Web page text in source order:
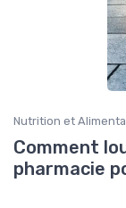
Nutrition et
Comment
pharmacie